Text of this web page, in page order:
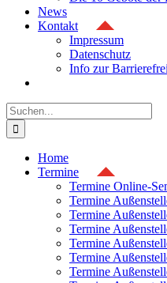
News
Kontakt
Impressum
Datenschutz
Info zur
Suche
nach:
Home
Termine
Termine Online-
Termine
Termine
Termine
Termine
Termine
Termine